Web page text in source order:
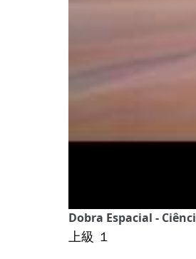
Dobra Espacial -
上級 １